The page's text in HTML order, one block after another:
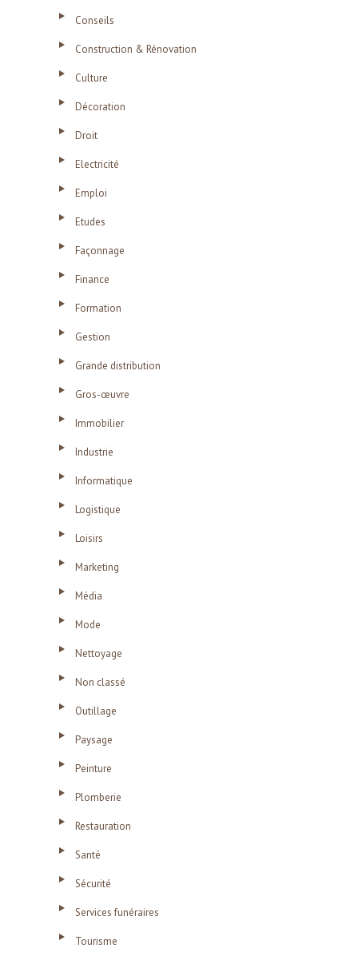
Conseils
Construction & Rénovation
Culture
Décoration
Droit
Electricité
Emploi
Etudes
Façonnage
Finance
Formation
Gestion
Grande distribution
Gros-œuvre
Immobilier
Industrie
Informatique
Logistique
Loisirs
Marketing
Média
Mode
Nettoyage
Non classé
Outillage
Paysage
Peinture
Plomberie
Restauration
Santé
Sécurité
Services funéraires
Tourisme